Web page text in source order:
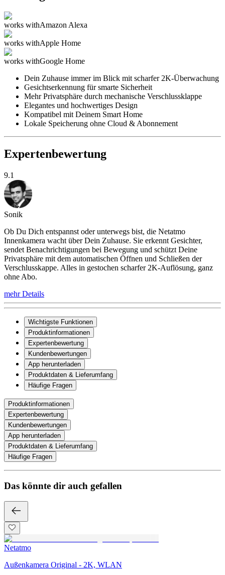
works withAmazon Alexa
works withApple Home
works withGoogle Home
Dein Zuhause immer im Blick mit scharfer 2K-Überwachung
Gesichtserkennung für smarte Sicherheit
Mehr Privatsphäre durch mechanische Verschlussklappe
Elegantes und hochwertiges Design
Kompatibel mit Deinem Smart Home
Lokale Speicherung ohne Cloud & Abonnement
Expertenbewertung
9.1
Sonik
Ob Du Dich entspannst oder unterwegs bist, die Netatmo
Innenkamera wacht über Dein Zuhause. Sie erkennt Gesichter,
sendet Benachrichtigungen bei Bewegung und schützt Deine
Privatsphäre mit dem automatischen Öffnen und Schließen der
Verschlusskappe. Alles in gestochen scharfer 2K-Auflösung, ganz
ohne Abo.
mehr Details
Wichtigste Funktionen
Produktinformationen
Expertenbewertung
Kundenbewertungen
App herunterladen
Produktdaten & Lieferumfang
Häufige Fragen
Produktinformationen
Expertenbewertung
Kundenbewertungen
App herunterladen
Produktdaten & Lieferumfang
Häufige Fragen
Das könnte dir auch gefallen
Netatmo
Außenkamera Original - 2K, WLAN